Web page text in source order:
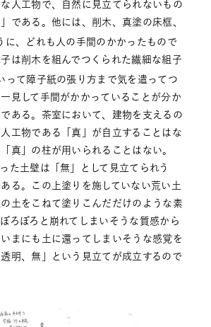
人工物で、自然に見立てられないもの
である。他には、削木、真塗の床框、
に、どれも人の手間のかかったもので
は削木を組んでつくられた繊細な組子
って障子紙の張り方まで気を遣ってつ
見して手間がかかっていることが分か
ある。茶室において、建物を支えるの
工物である「真」が自立することはな
真」の柱が用いられることはない。
た土壁は「無」として見立てられう
る。この上塗りを施していない荒い土
土をこねて塗りこんだだけのような素
ろぼろと崩れてしまいそうな質感から
まにも土に還ってしまいそうな感覚を
明、無」という見立てが成立するので